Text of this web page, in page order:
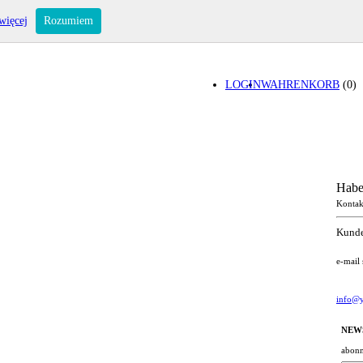
WAHRENKORB (0)
LOGIN
e-mail
Rozumiem